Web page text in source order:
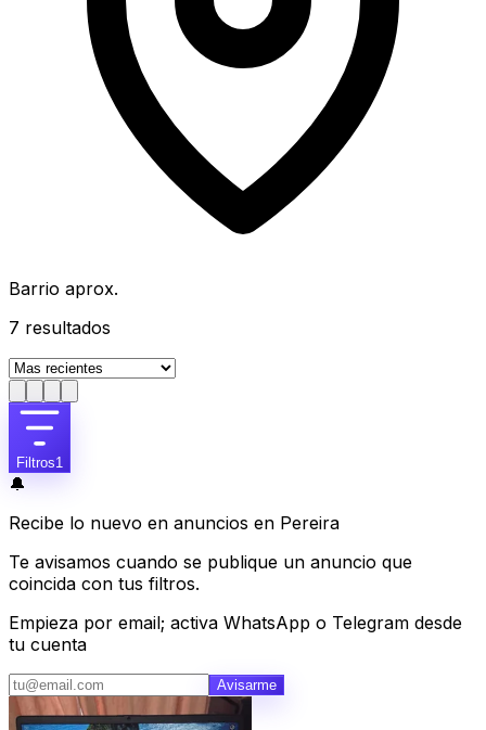
Barrio aprox.
7 resultados
Filtros1
🔔
Recibe lo nuevo en anuncios en Pereira
Te avisamos cuando se publique un anuncio que
coincida con tus filtros.
Empieza por email; activa WhatsApp o Telegram desde
tu cuenta
Avisarme